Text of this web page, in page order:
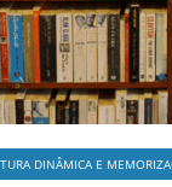
DINÂMICA E